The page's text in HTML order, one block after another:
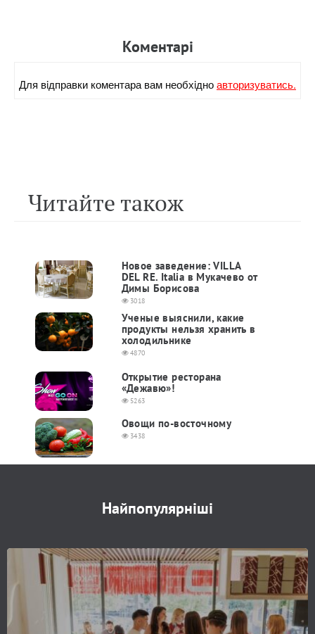
Коментарi
Для вiдправки коментара вам необхiдноавторизуватись.
Читайте також
Новое заведение: VILLA
DEL RE. Italia в Мукачево от
Димы Борисова
3018
Ученые выяснили, какие
продукты нельзя хранить в
холодильнике
4870
Открытие ресторана
«Дежавю»!
5263
Овощи по-восточному
3438
Найпопулярніші